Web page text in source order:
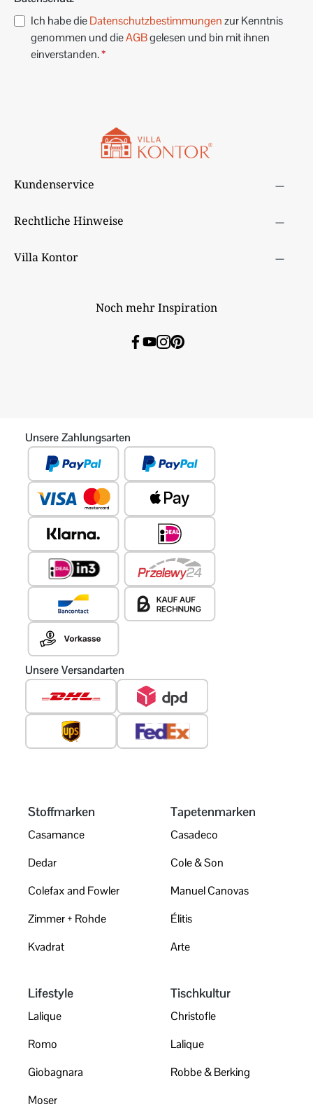
Ich habe dieDatenschutzbestimmungenzur Kenntnis
genommen und dieAGBgelesen und bin mit ihnen
einverstanden.*
Kundenservice
Rechtliche Hinweise
Villa Kontor
Noch mehr Inspiration
Unsere Zahlungsarten
Unsere Versandarten
Stoffmarken
Casamance
Dedar
Colefax and Fowler
Zimmer + Rohde
Kvadrat
Tapetenmarken
Casadeco
Cole & Son
Manuel Canovas
Élitis
Arte
Lifestyle
Lalique
Romo
Giobagnara
Moser
Tischkultur
Christofle
Lalique
Robbe & Berking